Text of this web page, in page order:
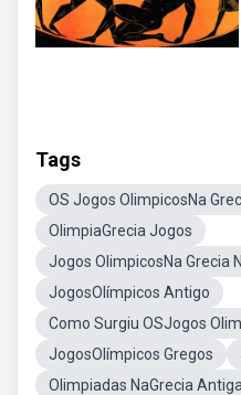
Tags
OS Jogos OlimpicosNa
OlimpiaGrecia Jogos
Jogos OlimpicosNa Grecia
JogosOlímpicos Antigo
Como Surgiu OSJogos
JogosOlímpicos Gregos
Olimpiadas NaGrecia Antiga